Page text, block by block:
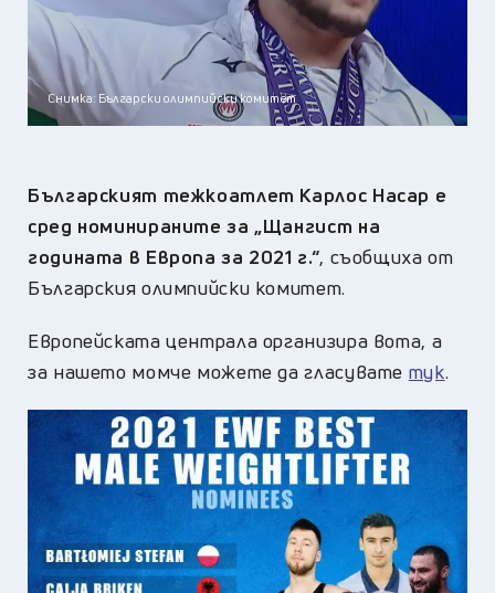
Снимка: Български олимпийски комитет
Българският тежкоатлет Карлос Насар е
сред номинираните за „Щангист на
годината в Европа за 2021 г.“, съобщиха от
Българския олимпийски комитет.
Европейската централа организира вота, а
за нашето момче можете да гласувате тук.